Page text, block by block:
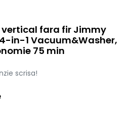
vertical fara fir Jimmy
4-in-1 Vacuum&Washer,
75 min
scrisa!